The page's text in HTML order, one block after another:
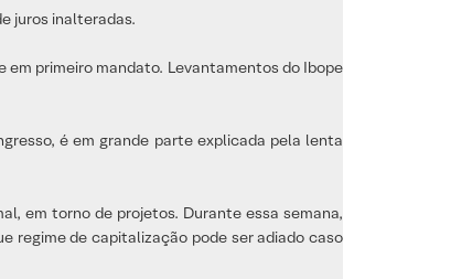
juros inalteradas.
em primeiro mandato. Levantamentos do Ibope
é em grande parte explicada pela lenta
em torno de projetos. Durante essa semana,
regime de capitalização pode ser adiado caso